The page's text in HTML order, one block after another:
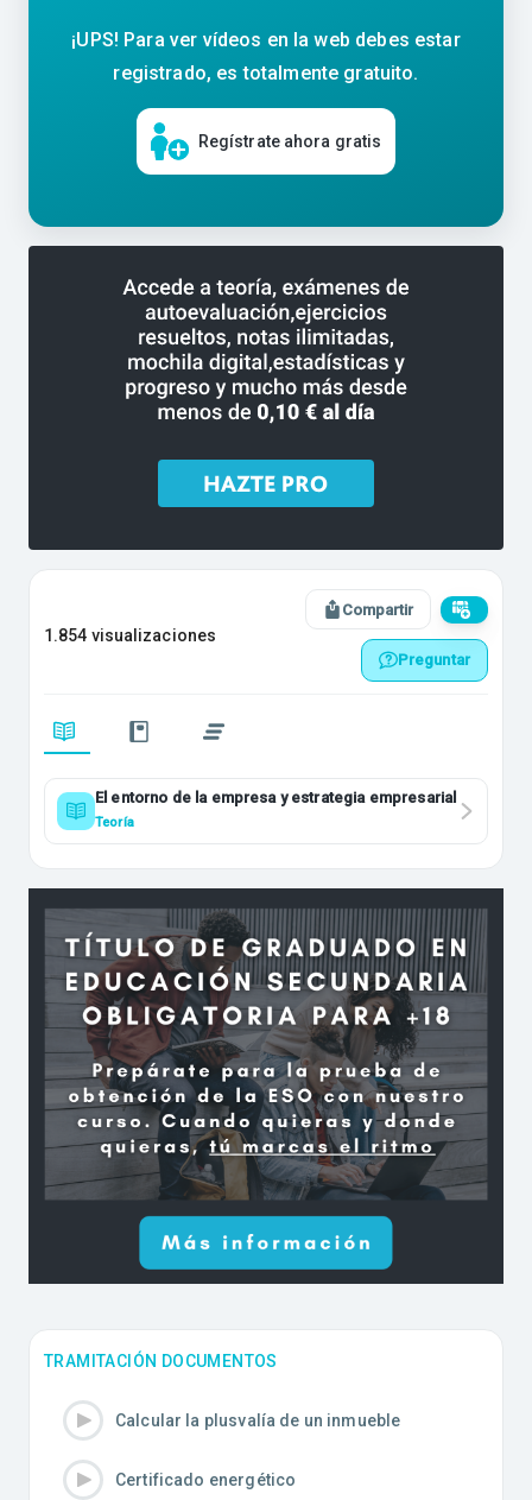
¡UPS! Para ver vídeos en la web debes estar
registrado, es totalmente gratuito.
Regístrate ahora gratis
1.854 visualizaciones
Compartir
Preguntar
El entorno de la empresa y estrategia empresarial
Teoría
TRAMITACIÓN DOCUMENTOS
Calcular la plusvalía de un inmueble
Certificado energético